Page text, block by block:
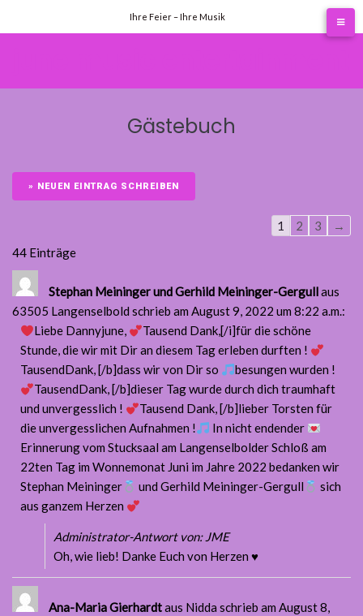
Ihre Feier – Ihre Musik
Gästebuch
Guestbook
1 2 3
→
44 Einträge
Stephan Meininger und Gerhild Meininger-Gergullaus
63505 Langenselbold schrieb am August 9, 2022 um 8:22 a.m.:
Liebe Dannyjune,
Tausend Dank,[/i]für die schöne
Stunde, die wir mit Dir an diesem Tag erleben durften !
TausendDank, [/b]dass wir von Dir so
besungen wurden !
TausendDank, [/b]dieser Tag wurde durch dich traumhaft
und unvergesslich !
Tausend Dank, [/b]lieber Torsten für
die unvergesslichen Aufnahmen !
In nicht endender
Erinnerung vom Stucksaal am Langenselbolder Schloß am
22ten Tag im Wonnemonat Juni im Jahre 2022 bedanken wir
Stephan Meininger
und Gerhild Meininger-Gergull
sich
aus ganzem Herzen
Administrator-Antwort von: JME
Oh, wie lieb! Danke Euch von Herzen ♥️
Ana-Maria Gierhardtaus Nidda schrieb am August 8,